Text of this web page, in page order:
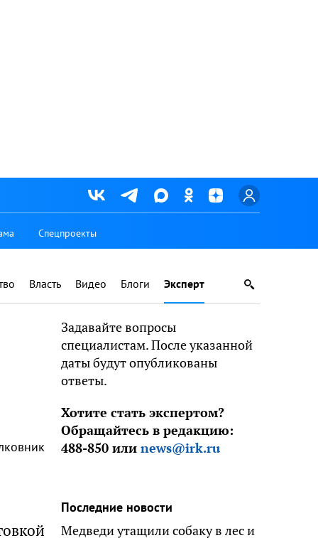
Спецпроекты
Власть Видео Блоги Эксперт
Задавайте вопросы
специалистам. После указанной
даты будут опубликованы
ответы.
Хотите стать экспертом?
Обращайтесь в редакцию:
488-850 или news@irk.ru
Последние новости
Медведи утащили собаку в лес и